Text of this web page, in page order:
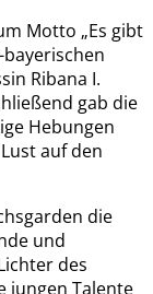
Motto „Es gibt
bayerischen
Ribana I.
gab die
Hebungen
auf den
die
und
des
jungen Talente